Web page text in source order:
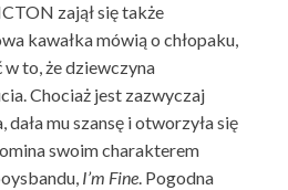
zajął się także
kawałka mówią o chłopaku,
to, że dziewczyna
Chociaż jest zazwyczaj
mu szansę i otworzyła się
swoim charakterem
I’m Fine. Pogodna